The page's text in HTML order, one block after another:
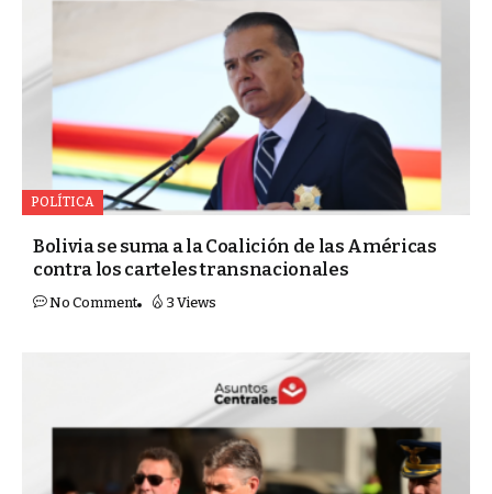
POLÍTICA
Bolivia se suma a la Coalición de las Américas
contra los carteles transnacionales
No Comment 3 Views